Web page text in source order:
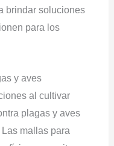
brindar soluciones
para los
y aves
al cultivar
plagas y aves
mallas para